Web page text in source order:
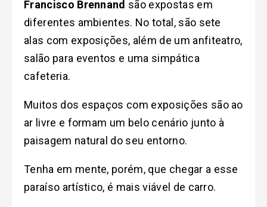
Francisco Brennand são expostas em
diferentes ambientes. No total, são sete
alas com exposições, além de um anfiteatro,
salão para eventos e uma simpática
cafeteria.
Muitos dos espaços com exposições são ao
ar livre e formam um belo cenário junto à
paisagem natural do seu entorno.
Tenha em mente, porém, que chegar a esse
paraíso artístico, é mais viável de carro.